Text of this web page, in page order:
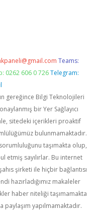
Teams:
0262 606 0 726 Telegram:
gereğince Bilgi Teknolojileri
bir Yer Sağlayıcı
sitedeki içerikleri proaktif
bulunmamaktadır.
taşımakta olup,
etmiş sayılırlar. Bu internet
şirketi ile hiçbir bağlantısı
hazırladığımız makaleler
haber niteliği taşımamakta
paylaşım yapılmamaktadır.